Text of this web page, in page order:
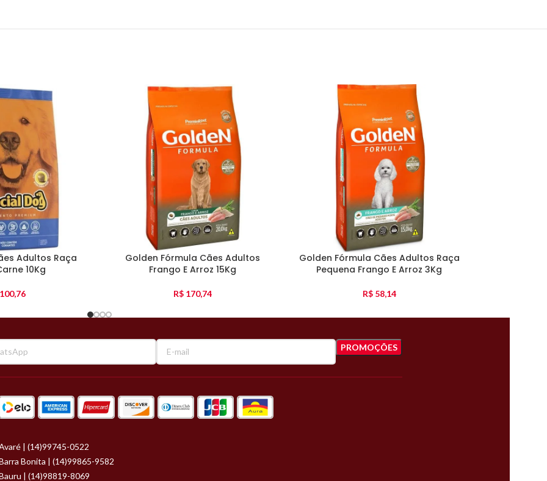
Adultos Raça
10Kg
Golden Fórmula Cães Adultos
Frango E Arroz 15Kg
R$ 170,74
Golden Fórmula Cães Adultos Raça
Pequena Frango E Arroz 3Kg
R$58,14
| (14)99745-0522
Bonita | (14)99865-9582
| (14)98819-8069